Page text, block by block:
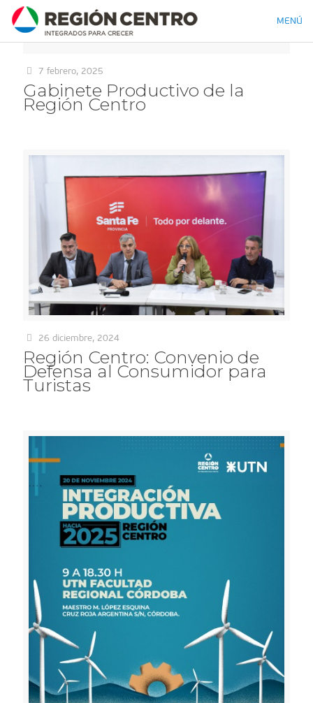
MENÚ
7 febrero, 2025
Gabinete Productivo de la
Región Centro
26 diciembre, 2024
Región Centro: Convenio de
Defensa al Consumidor para
Turistas